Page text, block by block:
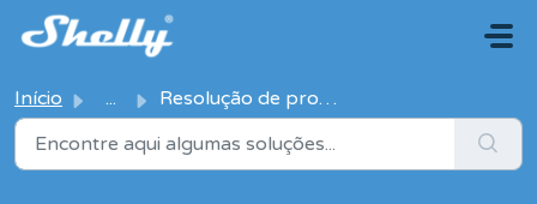
Avançar para o conteúdo principal
Início ... Resolução de problemas dos dispositivos Shelly